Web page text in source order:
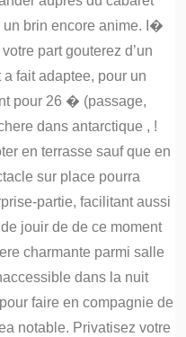
brin encore anime. I�
part gouterez d’un
fait adaptee, pour un
pour 26 � (passage,
dans antarctique , !
en terrasse sauf que en
sur place pourra
partie, facilitant aussi
jouir de de ce moment
charmante parmi salle
dans la nuit
faire en compagnie de
notable. Privatisez votre